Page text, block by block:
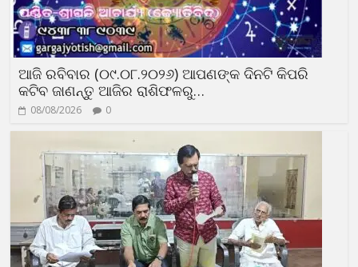
ଆଜି ରବିବାର (୦୯.୦୮.୨୦୨୬) ଆପଣଙ୍କ ଦିନଟି କିପରି
କଟିବ ଜାଣନ୍ତୁ ଆଜିର ରାଶିଫଳରୁ…
08/08/2026 0